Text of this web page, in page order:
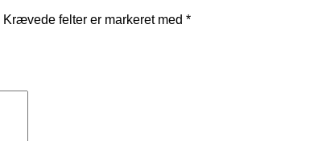
Krævede felter er markeret med *